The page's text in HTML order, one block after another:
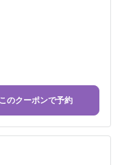
このクーポンで予約